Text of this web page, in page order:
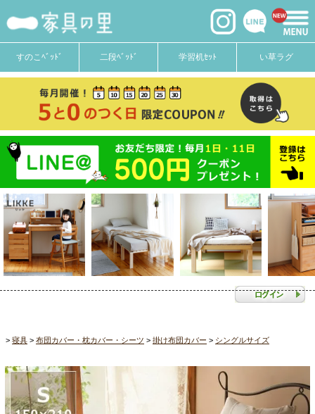
すのこﾍﾞｯﾄﾞ 二段ﾍﾞｯﾄﾞ 学習机ｾｯﾄ い草ラグ
寝具 布団カバー・枕カバー・シーツ 掛け布団カバー シングルサイズ